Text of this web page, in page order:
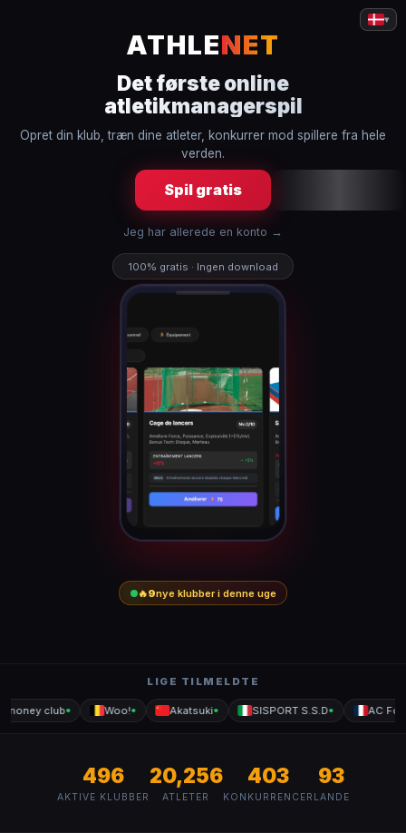
▾
ATHLENET
Det første online
atletikmanagerspil
Opret din klub, træn dine atleter, konkurrer mod spillere fra hele
verden.
Spil gratis
Jeg har allerede en konto →
100% gratis · Ingen download
🔥9nye klubber i denne uge
LIGE TILMELDTE
club● Woo!● Akatsuki● SISPORT S.S.D● AC
496
AKTIVE KLUBBER
20,256
ATLETER
403
KONKURRENCER
93
LANDE